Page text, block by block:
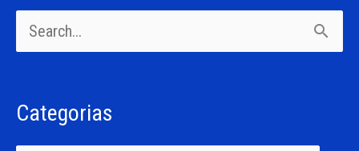
s
Categorias
a
g